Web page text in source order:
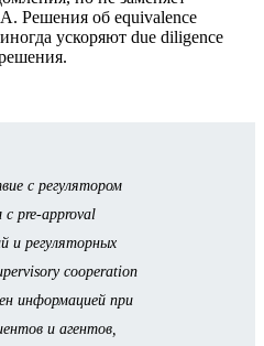
Решения об equivalence
ускоряют due diligence
с регулятором
с pre-approval
и регуляторных
cooperation
информацией при
и агентов,